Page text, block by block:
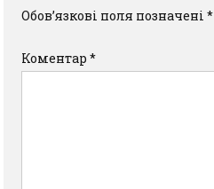
Обов’язкові поля позначені*
Коментар*